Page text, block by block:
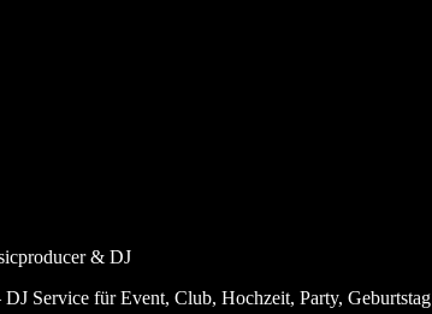
& DJ
Service für Event, Club, Hochzeit, Party, Geburtstag